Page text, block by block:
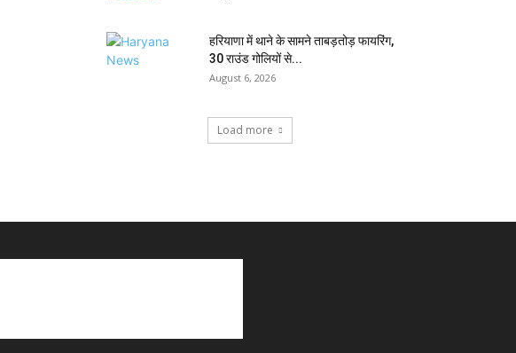
हरियाणा में थाने के सामने ताबड़तोड़ फायरिंग,
30 राउंड गोलियों से...
August 6, 2026
Load more